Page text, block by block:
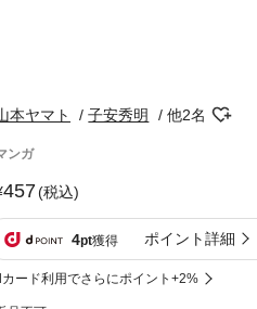
本ヤマト 子安秀明 他2名
ンガ
457(税込)
4pt獲得 ポイント詳細
ード利用でさらにポイント+2%